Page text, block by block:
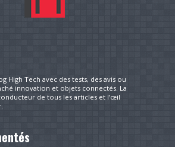
High Tech avec des tests, des avis ou
innovation et objets connectés. La
de tous les articles et l’œil